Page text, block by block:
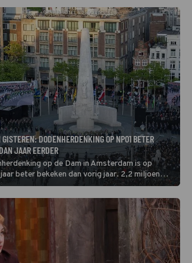
DODENHERDENKING OP NPO1 BETER
JAAR EERDER
op de Dam in Amsterdam is op
beter bekeken dan vorig jaar. 2,2 miljoen
op de herdenking af. Op RTL 4 keken
naar de herdenking op de